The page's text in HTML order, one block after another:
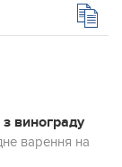
винограду
варення на